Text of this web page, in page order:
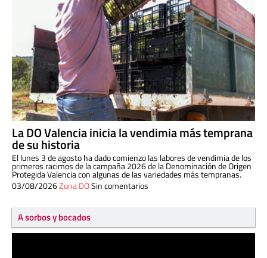
La DO Valencia inicia la vendimia más temprana
de su historia
El lunes 3 de agosto ha dado comienzo las labores de vendimia de los
primeros racimos de la campaña 2026 de la Denominación de Origen
Protegida Valencia con algunas de las variedades más tempranas.
03/08/2026Zona DOSin comentarios
A sorbos y bocados